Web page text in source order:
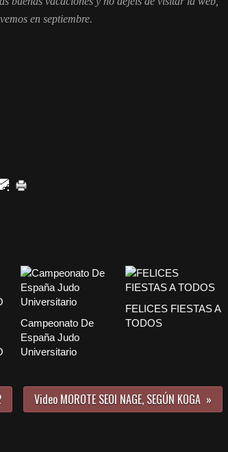
en septiembre.
Campeonato De
España Judo
Universitario
FELICES FIESTAS A
TODOS
Video MOROTE SEOI NAGE, SEGÚN KOGA